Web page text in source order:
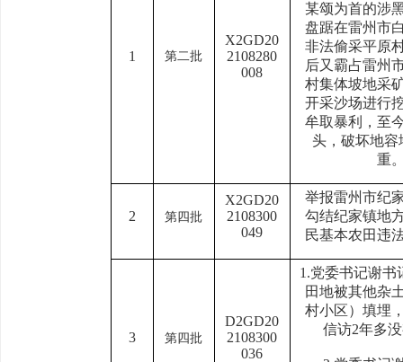
1 第二批
X2GD20
2108280
008
某颂为首的涉
盘踞在雷州市
非法偷采平原
后又霸占雷州
村集体坡地采
开采沙场进行
牟取暴利，至
头，破坏地容
重
2 第四批
X2GD20
2108300
049
举报雷州市纪
勾结纪家镇地
民基本农田违
3 第四批
D2GD20
2108300
036
1.党委书记谢书
田地被其他杂
村小区）填埋
信访2年多